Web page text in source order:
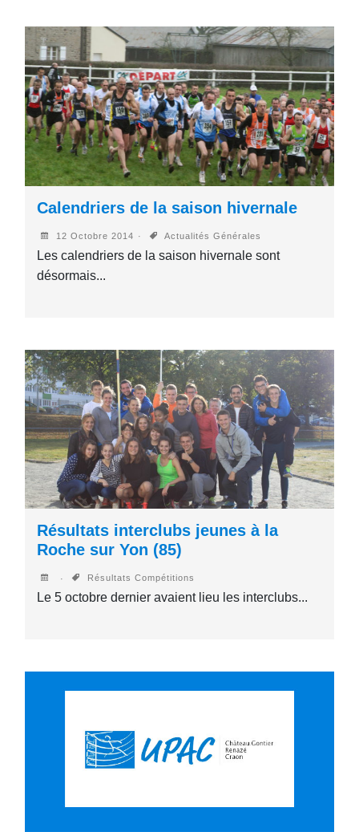
Calendriers de la saison hivernale
12 Octobre 2014 Actualités Générales
Les calendriers de la saison hivernale sont
désormais...
Résultats interclubs jeunes à la
Roche sur Yon (85)
Résultats Compétitions
Le 5 octobre dernier avaient lieu les interclubs...